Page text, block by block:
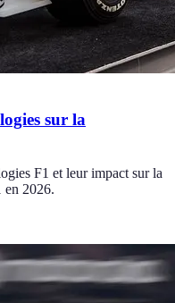
sur la
F1 et leur impact sur la
en 2026.